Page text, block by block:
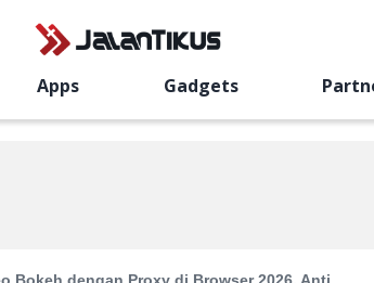
Apps Gadgets